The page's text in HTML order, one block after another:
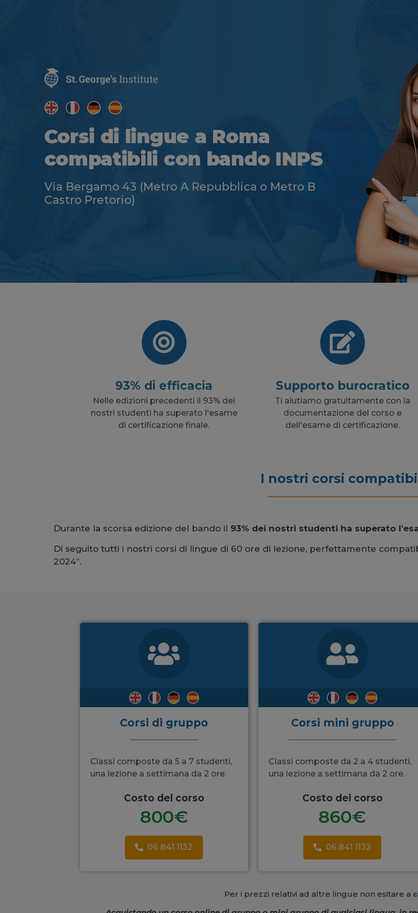
Corsi di lingue a Roma
compatibili con bando INPS
Via Bergamo 43 (Metro A Repubblica o Metro B
Castro Pretorio)
93% di efficacia
Nelle edizioni precedenti il 93% dei
nostri studenti ha superato l'esame
di certificazione finale.
Supporto burocratico
Ti aiutiamo gratuitamente con la
documentazione del corso e
dell'esame di certificazione.
I nostri corsi
Durante la scorsa edizione del bando il 93% dei nostri studenti ha superato
Di seguito tutti i nostri corsi di lingue di 60 ore di lezione, perfettamente
2024”.
Corsi di gruppo
Classi composte da 5 a 7 studenti,
una lezione a settimana da 2 ore.
Costo del corso
800€
06 841 1132
Corsi mini gruppo
Classi composte da 2 a 4 studenti,
una lezione a settimana da 2 ore.
Costo del corso
860€
06 841 1132
Per i prezzi relativi ad altre lingue non esitare a